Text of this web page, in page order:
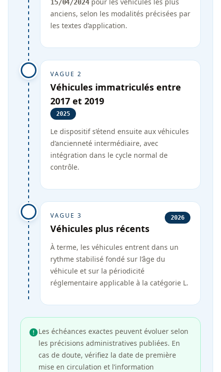
15/04/2024
anciens, selon les modalités précisées par
les textes d’application.
VAGUE 2
Véhicules immatriculés entre
2017 et 2019
2025
Le dispositif s’étend ensuite aux véhicules
d’ancienneté intermédiaire, avec
intégration dans le cycle normal de
contrôle.
VAGUE 3
Véhicules plus récents
2026
À terme, les véhicules entrent dans un
rythme stabilisé fondé sur l’âge du
véhicule et sur la périodicité
réglementaire applicable à la catégorie L.
Les échéances exactes peuvent évoluer selon
les précisions administratives publiées. En
cas de doute, vérifiez la date de première
mise en circulation et l’information